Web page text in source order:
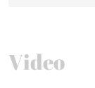
Video